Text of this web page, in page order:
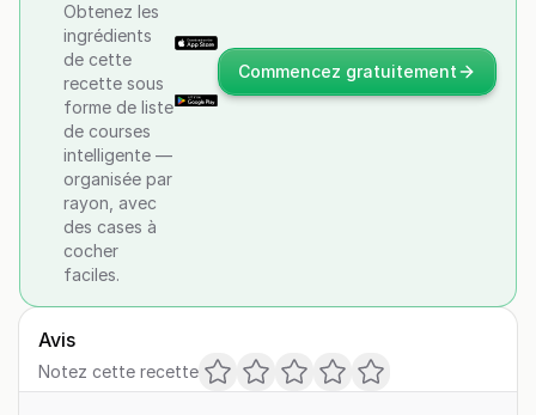
Obtenez les
ingrédients
de cette
recette sous
forme de liste
de courses
intelligente —
organisée par
rayon, avec
des cases à
cocher
faciles.
Commencez gratuitement
Avis
Notez cette recette